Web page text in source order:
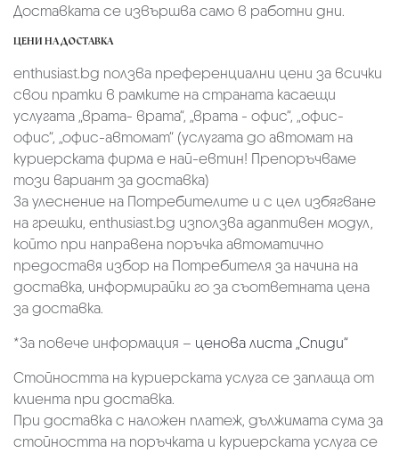
Доставката се извършва само в работни дни.
ЦЕНИ НА ДОСТАВКА
enthusiast.bg ползва преференциални цени за всички
свои пратки в рамките на страната касаещи
услугата „врата- врата“, „врата - офис“, „oфис-
офис“, „офис-автомат“ (услугата до автомат на
куриерската фирма е най-евтин! Препоръчваме
този вариант за доставка)
За улеснение на Потребителите и с цел избягване
на грешки, enthusiast.bg използва адаптивен модул,
който при направена поръчка автоматично
предоставя избор на Потребителя за начина на
доставка, информирайки го за съответната цена
за доставка.
*За повече информация – ценова листа „Спиди“
Стойността на куриерската услуга се заплаща от
клиента при доставка.
При доставка с наложен платеж, дължимата сума за
стойността на поръчката и куриерската услуга се